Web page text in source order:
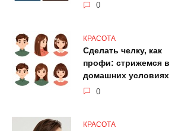
0
КРАСОТА
Сделать челку, как
профи: стрижемся в
домашних условиях
0
КРАСОТА